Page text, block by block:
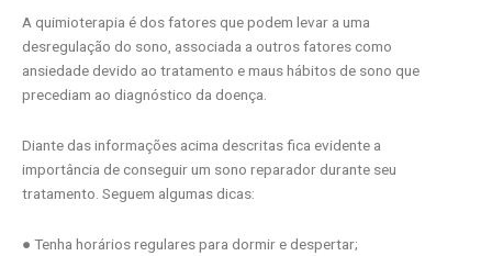
A quimioterapia é dos fatores que podem levar a uma
desregulação do sono, associada a outros fatores como
ansiedade devido ao tratamento e maus hábitos de sono que
precediam ao diagnóstico da doença.
Diante das informações acima descritas fica evidente a
importância de conseguir um sono reparador durante seu
tratamento. Seguem algumas dicas:
● Tenha horários regulares para dormir e despertar;